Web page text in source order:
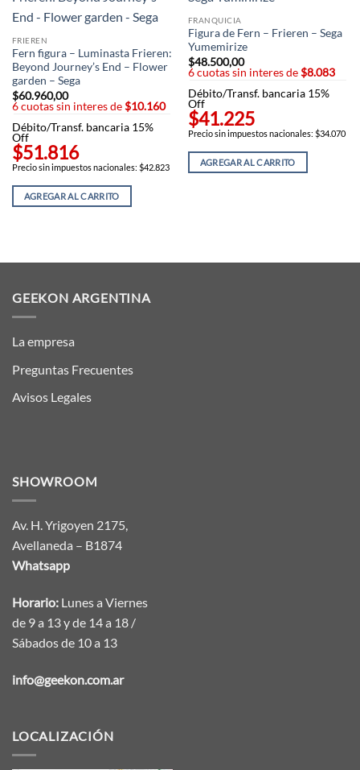
FRIEREN
Fern figura – Luminasta Frieren:
Beyond Journey’s End – Flower
garden – Sega
$60.960,00
6 cuotas sin interes de$10.160
Débito/Transf. bancaria 15%
Off
$51.816
Precio sin impuestos nacionales: $42.823
AGREGAR AL CARRITO
FRANQUICIA
Figura de Fern – Frieren – Sega
Yumemirize
$48.500,00
6 cuotas sin interes de$8.083
Débito/Transf. bancaria 15%
Off
$41.225
Precio sin impuestos nacionales: $34.070
AGREGAR AL CARRITO
GEEKON ARGENTINA
La empresa
Preguntas Frecuentes
Avisos Legales
SHOWROOM
Av. H. Yrigoyen 2175,
Avellaneda – B1874
Whatsapp
Horario: Lunes a Viernes
de 9 a 13 y de 14 a 18 /
Sábados de 10 a 13
info@geekon.com.ar
LOCALIZACIÓN